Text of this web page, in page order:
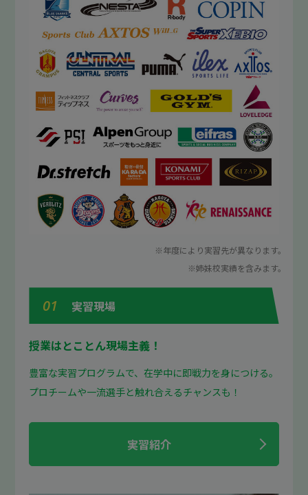
※年度により実習先が異なります。
※姉妹校実績を含みます。
01 実習現場
授業はとことん現場主義！
豊富な実習プログラムで、在学中に即戦力を身につける。
プロチームや一流選手と触れ合えるチャンスも！
実習紹介